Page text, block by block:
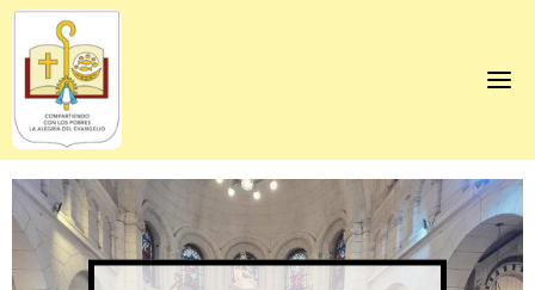
Skip
content